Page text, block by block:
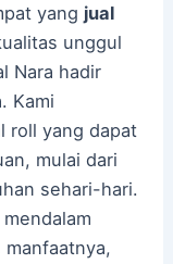
yang jual
unggul
Nara hadir
Kami
roll yang dapat
mulai dari
sehari-hari.